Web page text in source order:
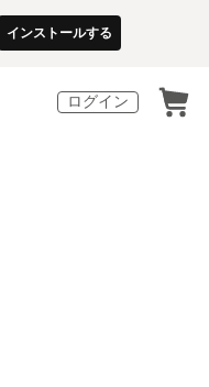
インストールする
ログイン